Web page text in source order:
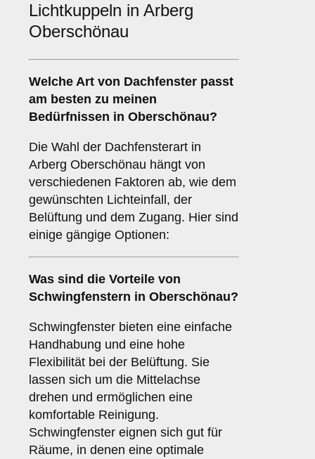
Lichtkuppeln in Arberg
Oberschönau
Welche Art von Dachfenster passt
am besten zu meinen
Bedürfnissen in Oberschönau?
Die Wahl der Dachfensterart in
Arberg Oberschönau hängt von
verschiedenen Faktoren ab, wie dem
gewünschten Lichteinfall, der
Belüftung und dem Zugang. Hier sind
einige gängige Optionen:
Was sind die Vorteile von
Schwingfenstern in Oberschönau?
Schwingfenster bieten eine einfache
Handhabung und eine hohe
Flexibilität bei der Belüftung. Sie
lassen sich um die Mittelachse
drehen und ermöglichen eine
komfortable Reinigung.
Schwingfenster eignen sich gut für
Räume, in denen eine optimale